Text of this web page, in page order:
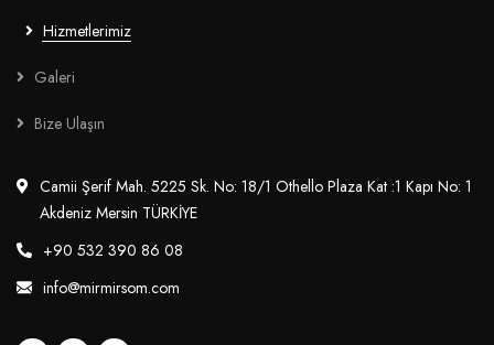
Hizmetlerimiz
Galeri
Bize Ulaşın
Camii Şerif Mah. 5225 Sk. No: 18/1 Othello Plaza Kat :1 Kapı No: 1
Akdeniz Mersin TÜRKİYE
+90 532 390 86 08
info@mirmirsom.com